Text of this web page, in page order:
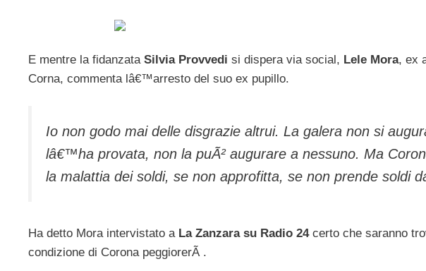
E mentre la fidanzata Silvia Provvedi si dispera via social, Lele Mora, ex
Corna, commenta lâ€™arresto del suo ex pupillo.
Io non godo mai delle disgrazie altrui. La galera non si
lâ€™ha provata, non la puÃ² augurare a nessuno. Ma
la malattia dei soldi, se non approfitta, se non prende soldi
Ha detto Mora intervistato a La Zanzara su Radio 24certo che saranno
condizione di Corona peggiorerÃ .